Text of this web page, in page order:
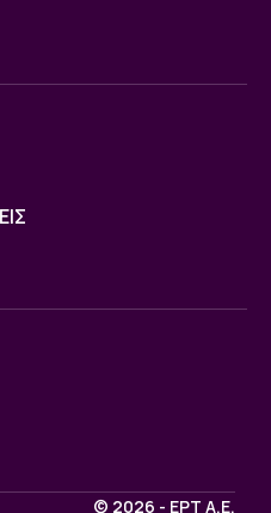
© 2026 - ΕΡΤ Α.Ε.